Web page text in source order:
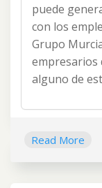
puede
con los
Grupo
empresarios
alguno de
Read More